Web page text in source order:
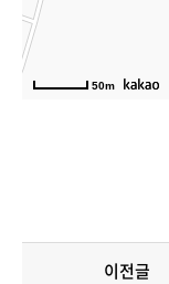
50m
이전글